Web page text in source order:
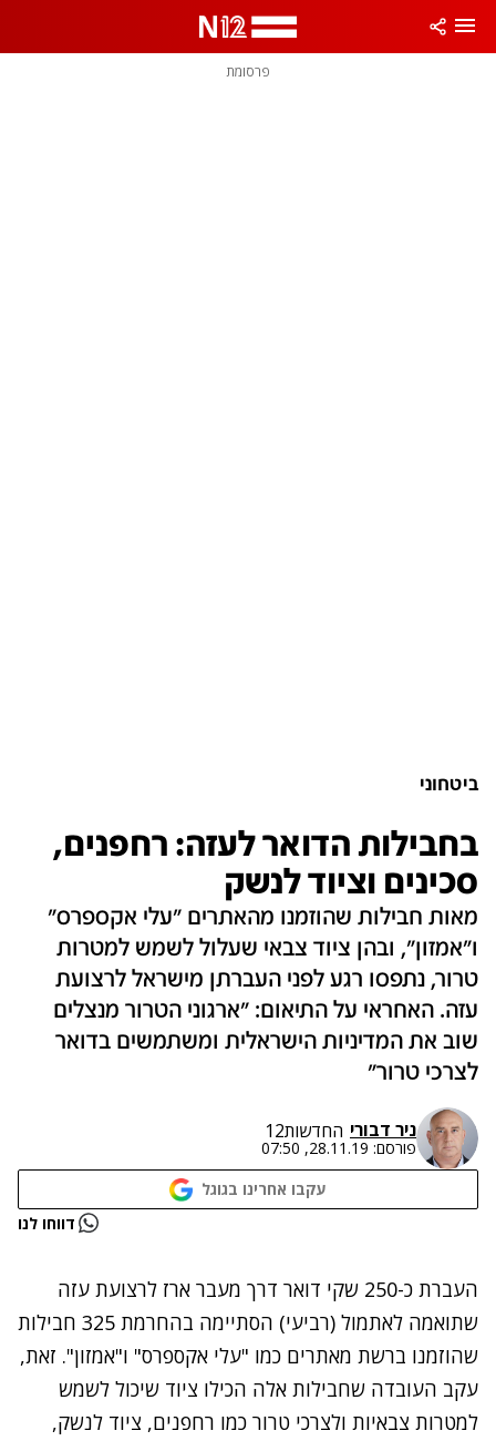
פרסומת
ביטחוני
בחבילות הדואר לעזה: רחפנים,
סכינים וציוד לנשק
מאות חבילות שהוזמנו מהאתרים "עלי אקספרס"
ו"אמזון", ובהן ציוד צבאי שעלול לשמש למטרות
טרור, נתפסו רגע לפני העברתן מישראל לרצועת
עזה. האחראי על התיאום: "ארגוני הטרור מנצלים
שוב את המדיניות הישראלית ומשתמשים בדואר
לצרכי טרור"
ניר דבורי החדשות12
פורסם: 28.11.19, 07:50
עקבו אחרינו בגוגל
נתקלנו בבעיה דווחו לנו
העברת כ-250 שקי דואר דרך מעבר ארז לרצועת עזה
שתואמה לאתמול (רביעי) הסתיימה בהחרמת 325 חבילות
שהוזמנו ברשת מאתרים כמו "עלי אקספרס" ו"אמזון". זאת,
עקב העובדה שחבילות אלה הכילו ציוד שיכול לשמש
למטרות צבאיות ולצרכי טרור כמו רחפנים, ציוד לנשק,